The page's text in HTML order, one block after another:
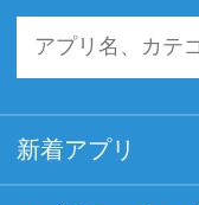
新着アプリ